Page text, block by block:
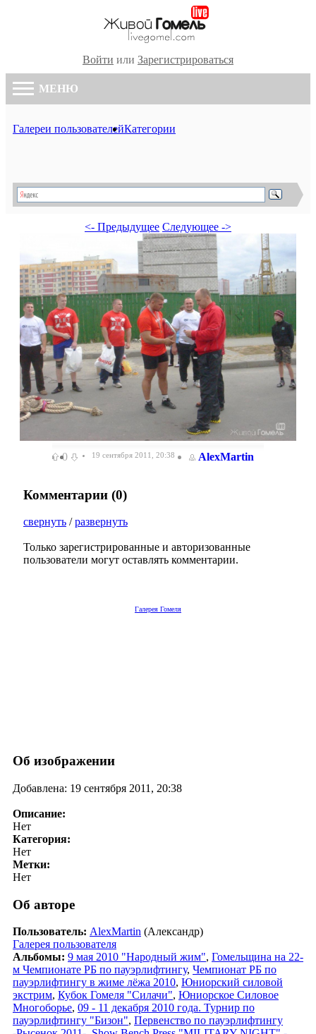
Войти или Зарегистрироваться
МЕНЮ
Галереи пользователейКатегории
<- Предыдущее Следующее ->
0 19 сентября 2011, 20:38 AlexMartin
Комментарии (0)
свернуть /развернуть
Только зарегистрированные и авторизованные
пользователи могут оставлять комментарии.
Галерея Гомеля
Об изображении
Добавлена: 19 сентября 2011, 20:38
Описание:
Нет
Категория:
Нет
Метки:
Нет
Об авторе
Пользователь: AlexMartin (Александр)
Галерея пользователя
Альбомы: 9 мая 2010 "Народный жим", Гомельщина на 22-
м Чемпионате РБ по пауэрлифтингу, Чемпионат РБ по
пауэрлифтингу в жиме лёжа 2010, Юниорский силовой
экстрим, Кубок Гомеля "Силачи", Юниорское Силовое
Многоборье, 09 - 11 декабря 2010 года. Турнир по
пауэрлифтингу "Бизон", Первенство по пауэрлифтингу